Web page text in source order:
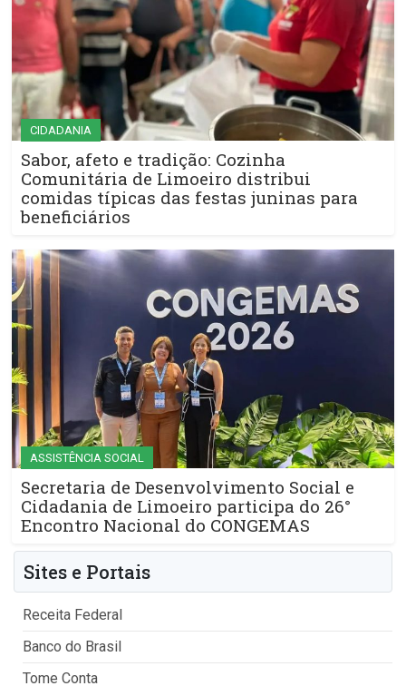
CIDADANIA
Sabor, afeto e tradição: Cozinha
Comunitária de Limoeiro distribui
comidas típicas das festas juninas para
beneficiários
ASSISTÊNCIA SOCIAL
Secretaria de Desenvolvimento Social e
Cidadania de Limoeiro participa do 26°
Encontro Nacional do CONGEMAS
Sites e Portais
Receita Federal
Banco do Brasil
Tome Conta